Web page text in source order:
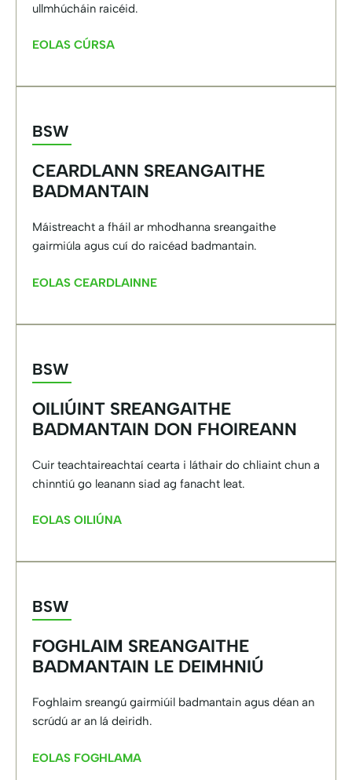
ullmhúcháin raicéid.
EOLAS CÚRSA
BSW
CEARDLANN SREANGAITHE
BADMANTAIN
Máistreacht a fháil ar mhodhanna sreangaithe
gairmiúla agus cuí do raicéad badmantain.
EOLAS CEARDLAINNE
BSW
OILIÚINT SREANGAITHE
BADMANTAIN DON FHOIREANN
Cuir teachtaireachtaí cearta i láthair do chliaint chun a
chinntiú go leanann siad ag fanacht leat.
EOLAS OILIÚNA
BSW
FOGHLAIM SREANGAITHE
BADMANTAIN LE DEIMHNIÚ
Foghlaim sreangú gairmiúil badmantain agus déan an
scrúdú ar an lá deiridh.
EOLAS FOGHLAMA